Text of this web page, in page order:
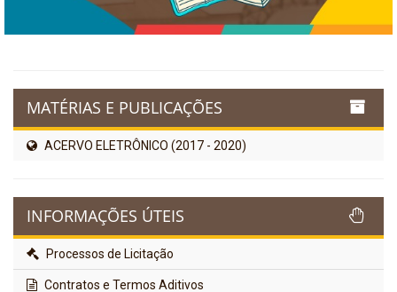
MATÉRIAS E PUBLICAÇÕES
ACERVO ELETRÔNICO (2017 - 2020)
INFORMAÇÕES ÚTEIS
Processos de Licitação
Contratos e Termos Aditivos